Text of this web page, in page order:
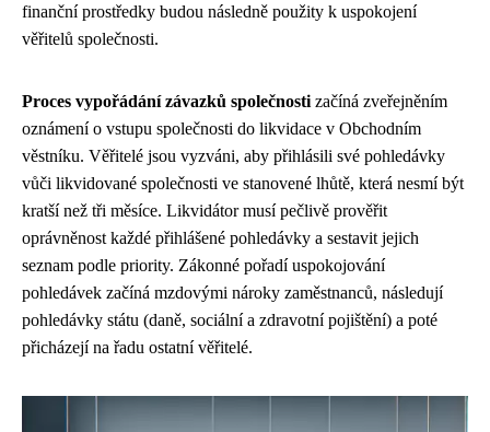
finanční prostředky budou následně použity k uspokojení
věřitelů společnosti.
Proces vypořádání závazků společnosti začíná zveřejněním
oznámení o vstupu společnosti do likvidace v Obchodním
věstníku. Věřitelé jsou vyzváni, aby přihlásili své pohledávky
vůči likvidované společnosti ve stanovené lhůtě, která nesmí být
kratší než tři měsíce. Likvidátor musí pečlivě prověřit
oprávněnost každé přihlášené pohledávky a sestavit jejich
seznam podle priority. Zákonné pořadí uspokojování
pohledávek začíná mzdovými nároky zaměstnanců, následují
pohledávky státu (daně, sociální a zdravotní pojištění) a poté
přicházejí na řadu ostatní věřitelé.